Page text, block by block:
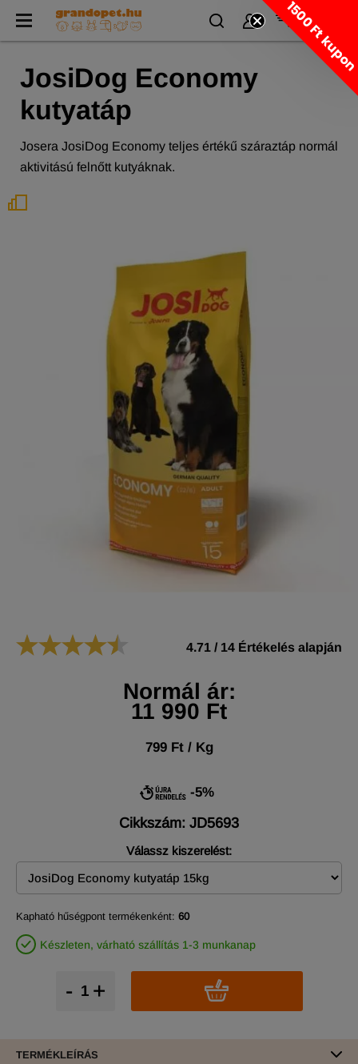
JosiDog Economy
kutyatáp
Josera JosiDog Economy teljes értékű száraztáp normál
aktivitású felnőtt kutyáknak.
4.71 / 14 Értékelés alapján
Normál ár:
11 990 Ft
799 Ft / Kg
-5%
Cikkszám: JD5693
Válassz kiszerelést:
Kapható hűségpont termékenként: 60
Készleten, várható szállítás 1-3 munkanap
+
-
TERMÉKLEÍRÁS
1500 Ft